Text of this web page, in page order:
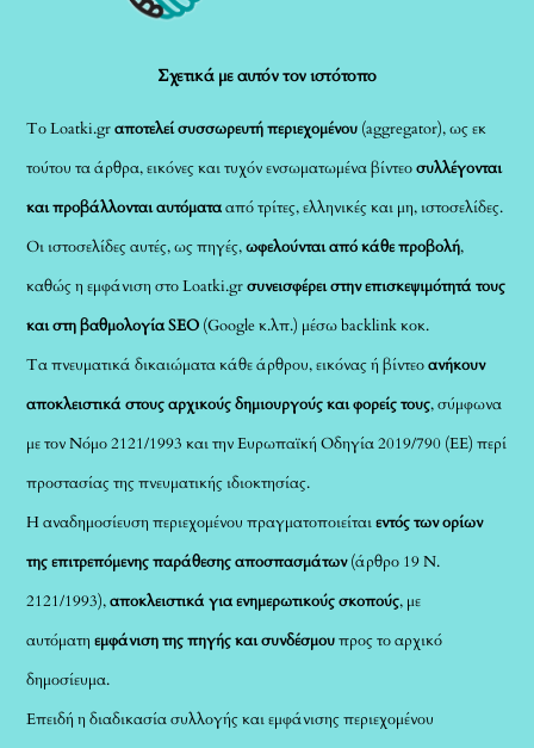
Σχετικά με αυτόν τον ιστότοπο
Το Loatki.grαποτελεί συσσωρευτή περιεχομένου (aggregator), ως εκ
τούτου τα άρθρα, εικόνες και τυχόν ενσωματωμένα βίντεοσυλλέγονται
και προβάλλονται αυτόματααπό τρίτες, ελληνικές και μη, ιστοσελίδες.
Οι ιστοσελίδες αυτές, ως πηγές,ωφελούνται από κάθε προβολή,
καθώς η εμφάνιση στο Loatki.grσυνεισφέρει στην επισκεψιμότητά τους
και στη βαθμολογία SEO (Google κ.λπ.) μέσω backlink κοκ.
Τα πνευματικά δικαιώματα κάθε άρθρου, εικόνας ή βίντεοανήκουν
αποκλειστικά στους αρχικούς δημιουργούς και φορείς τους, σύμφωνα
με τον Νόμο 2121/1993 και την Ευρωπαϊκή Οδηγία 2019/790 (ΕΕ) περί
προστασίας της πνευματικής ιδιοκτησίας.
Η αναδημοσίευση περιεχομένου πραγματοποιείταιεντός των ορίων
της επιτρεπόμενης παράθεσης αποσπασμάτων(άρθρο 19 Ν.
2121/1993),αποκλειστικά για ενημερωτικούς σκοπούς, με
αυτόματηεμφάνιση της πηγής και συνδέσμουπρος το αρχικό
δημοσίευμα.
Επειδή η διαδικασία συλλογής και εμφάνισης περιεχομένου